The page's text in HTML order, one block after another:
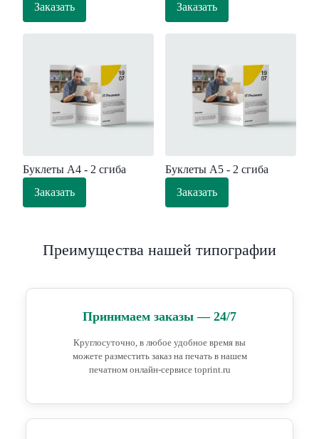
Заказать
Заказать
Буклеты А4 - 2 сгиба
Заказать
Буклеты А5 - 2 сгиба
Заказать
Преимущества нашей типографии
Принимаем заказы — 24/7
Круглосуточно, в любое удобное время вы
можете разместить заказ на печать в нашем
печатном онлайн-сервисе toprint.ru